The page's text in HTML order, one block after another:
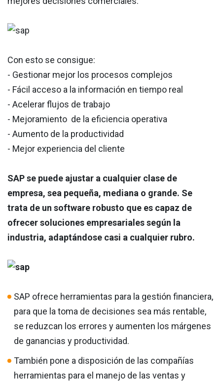
Con esto se consigue:
- Gestionar mejor los procesos complejos
- Fácil acceso a la información en tiempo real
- Acelerar flujos de trabajo
- Mejoramiento de la eficiencia operativa
- Aumento de la productividad
- Mejor experiencia del cliente
SAP se puede ajustar a cualquier clase de
empresa, sea pequeña, mediana o grande. Se
trata de un software robusto que es capaz de
ofrecer soluciones empresariales según la
industria, adaptándose casi a cualquier rubro.
SAP ofrece herramientas para la gestión financiera,
para que la toma de decisiones sea más rentable,
se reduzcan los errores y aumenten los márgenes
de ganancias y productividad.
También pone a disposición de las compañías
herramientas para el manejo de las ventas y